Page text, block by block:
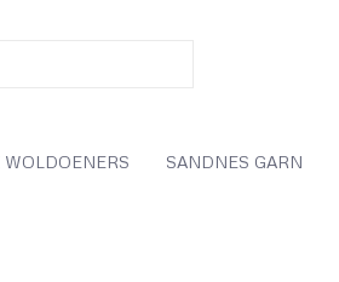
WOLDOENERS SANDNES GARN